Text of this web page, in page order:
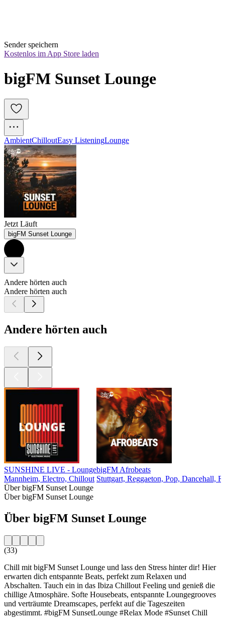
Sender speichern
Kostenlos im App Store laden
bigFM Sunset Lounge
AmbientChilloutEasy ListeningLounge
Jetzt Läuft
bigFM Sunset Lounge
Andere hörten auch
Andere hörten auch
Andere hörten auch
SUNSHINE LIVE - Lounge
Mannheim, Electro, Chillout
bigFM Afrobeats
Stuttgart, Reggaeton, Pop, Dancehall,
Über bigFM Sunset Lounge
Über bigFM Sunset Lounge
Über bigFM Sunset Lounge
(33)
Chill mit bigFM Sunset Lounge und lass den Stress hinter dir! Hier
erwarten dich entspannte Beats, perfekt zum Relaxen und
Abschalten. Tauch ein in das Ibiza Chillout Feeling und genieß die
chillige Atmosphäre. Softe Housebeats, entspannte Loungegrooves
und verträumte Dreamscapes, perfekt auf die Tageszeiten
abgestimmt. #bigFM SunsetLounge #Relax Mode #Sunset Chill